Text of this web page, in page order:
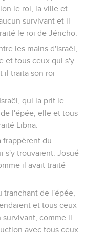
le roi, la ville et
survivant et il
le roi de Jéricho.
les mains d'Israël,
et tous ceux qui s'y
il traita son roi
qui la prit le
l'épée, elle et tous
Libna.
frappèrent du
s'y trouvaient. Josué
il avait traité
tranchant de l'épée,
et tous ceux
comme il
avec tous ceux